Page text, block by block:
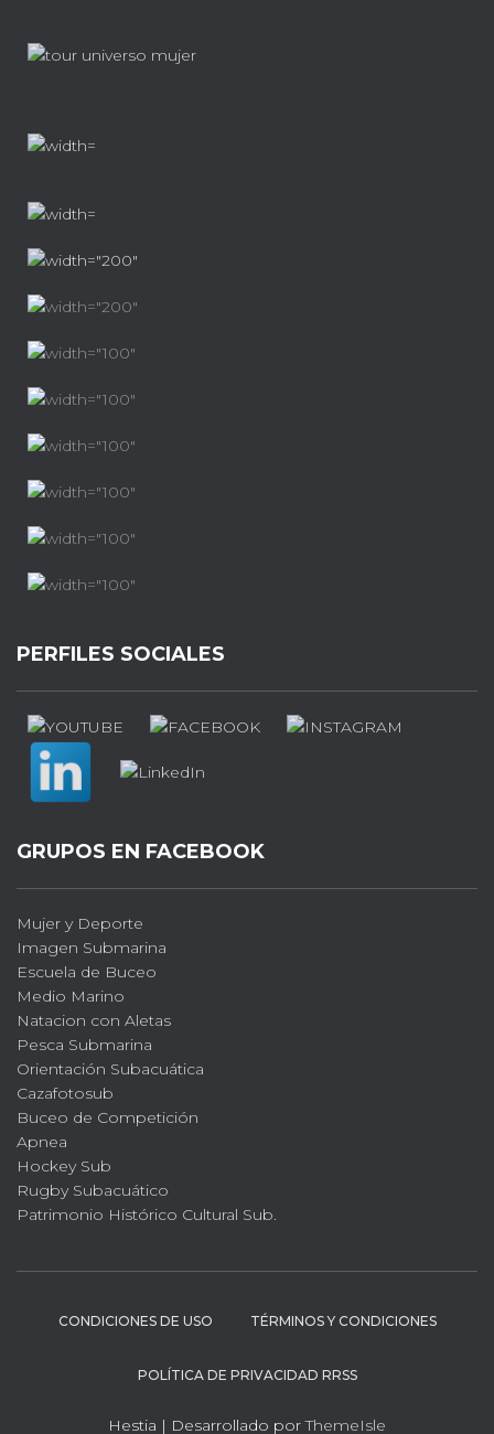
PERFILES SOCIALES
GRUPOS EN FACEBOOK
Mujer y Deporte
Imagen Submarina
Escuela de Buceo
Medio Marino
Natacion con Aletas
Pesca Submarina
Orientación Subacuática
Cazafotosub
Buceo de Competición
Apnea
Hockey Sub
Rugby Subacuático
Patrimonio Histórico Cultural Sub.
CONDICIONES DE USO TÉRMINOS Y CONDICIONES
POLÍTICA DE PRIVACIDAD RRSS
Hestia | Desarrollado porThemeIsle